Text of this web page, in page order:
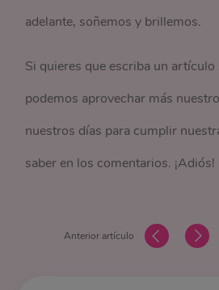
adelante, soñemos y brillemos.
Si quieres que escriba un
podemos aprovechar más
nuestros días para cumplir
saber en los comentarios. ¡Adiós!
Anterior artículo